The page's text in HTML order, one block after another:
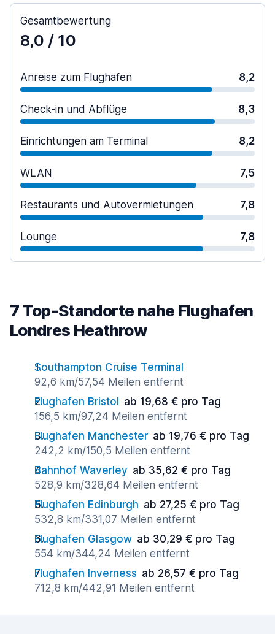
Gesamtbewertung
8,0 / 10
Anreise zum Flughafen 8,2
Check-in und Abflüge 8,3
Einrichtungen am Terminal 8,2
WLAN 7,5
Restaurants und Autovermietungen 7,8
Lounge 7,8
7 Top-Standorte nahe Flughafen
Londres Heathrow
Southampton Cruise Terminal
92,6 km/57,54 Meilen entfernt
Flughafen Bristol
ab 19,68 € pro Tag
156,5 km/97,24 Meilen entfernt
Flughafen Manchester ab 19,76 € pro Tag
242,2 km/150,5 Meilen entfernt
Bahnhof Waverley ab 35,62 € pro Tag
528,9 km/328,64 Meilen entfernt
Flughafen Edinburgh ab 27,25 € pro Tag
532,8 km/331,07 Meilen entfernt
Flughafen Glasgow ab 30,29 € pro Tag
554 km/344,24 Meilen entfernt
Flughafen Inverness ab 26,57 € pro Tag
712,8 km/442,91 Meilen entfernt